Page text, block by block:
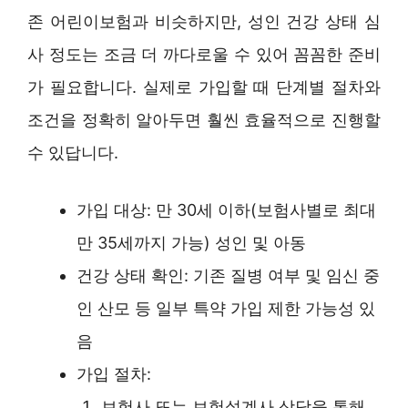
존 어린이보험과 비슷하지만, 성인 건강 상태 심
사 정도는 조금 더 까다로울 수 있어 꼼꼼한 준비
가 필요합니다. 실제로 가입할 때 단계별 절차와
조건을 정확히 알아두면 훨씬 효율적으로 진행할
수 있답니다.
가입 대상: 만 30세 이하(보험사별로 최대
만 35세까지 가능) 성인 및 아동
건강 상태 확인: 기존 질병 여부 및 임신 중
인 산모 등 일부 특약 가입 제한 가능성 있
음
가입 절차: